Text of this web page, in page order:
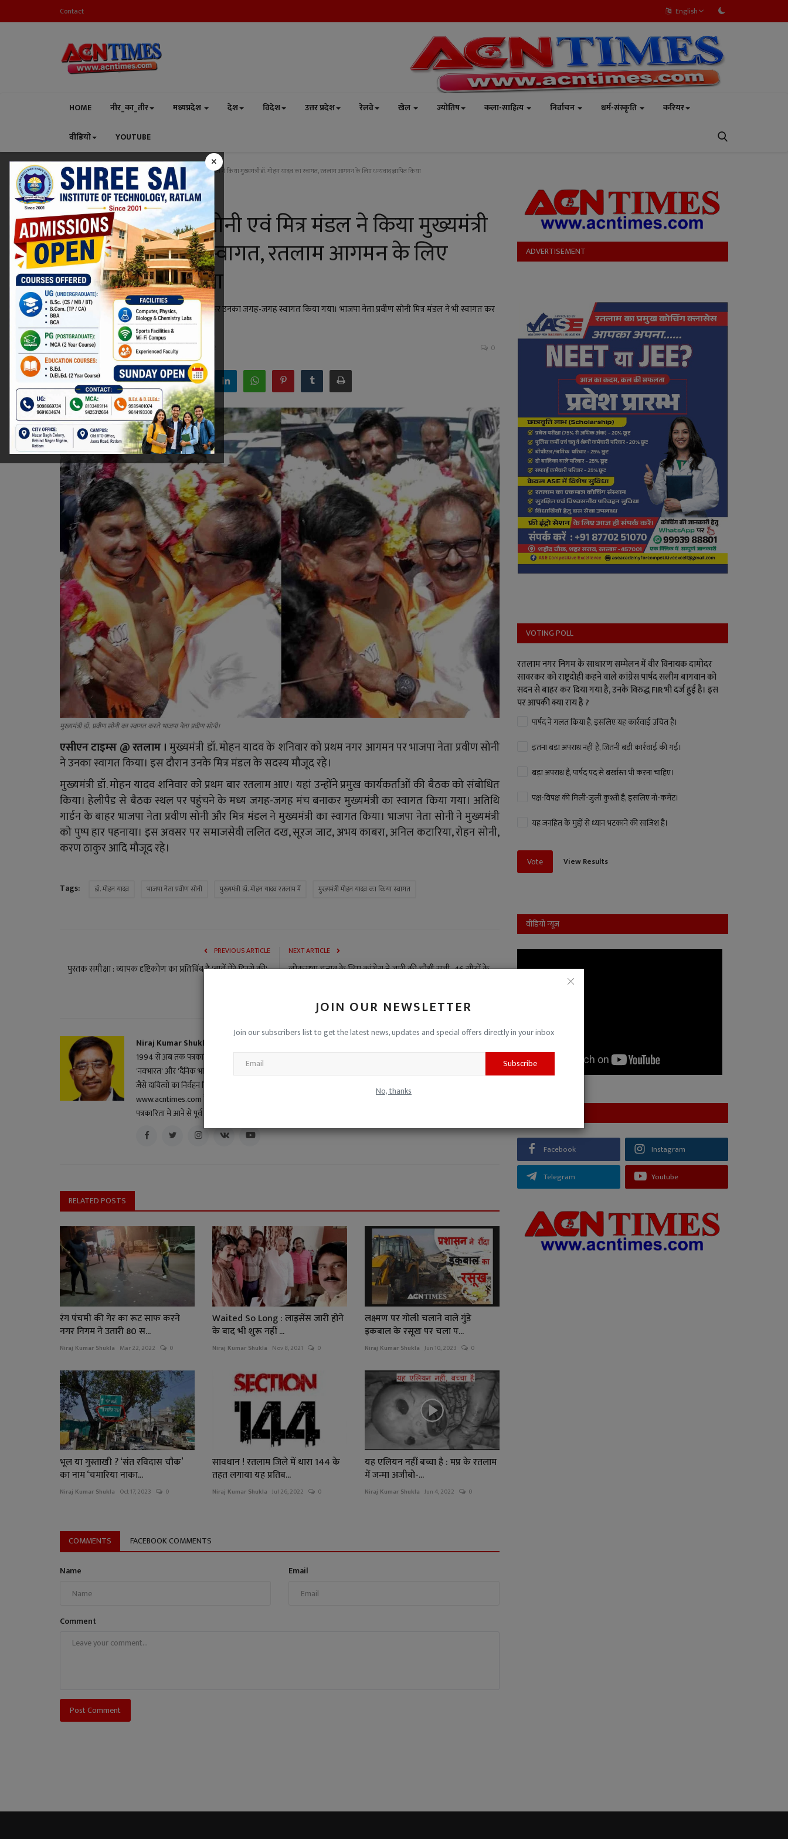
Contact English
HOME नीर_का_तीर मध्यप्रदेश देश विदेश उत्तर प्रदेश रेलवे खेल ज्योतिष कला-साहित्य निर्वाचन धर्म-संस्कृति करियर
वीडियो YOUTUBE
JOIN OUR NEWSLETTER
Join our subscribers list to get the latest news, updates and special offers directly in your inbox
Subscribe
No, thanks
×
Home मध्यप्रदेश रतलाम भाजपा नेता प्रवीण सोनी एवं मित्र मंडल ने किया मुख्यमंत्री डॉ. मोहन यादव का स्वागत, रतलाम आगमन के लिए धन्यवाद ज्ञापित किया
रतलाम
भाजपा नेता प्रवीण सोनी एवं मित्र मंडल ने किया मुख्यमंत्री
डॉ. मोहन यादव का स्वागत, रतलाम आगमन के लिए
धन्यवाद ज्ञापित किया
मुख्यमंत्री डॉ. मोहन यादव के प्रथम रतलाम आगमन पर उनका जगह-जगह स्वागत किया गया। भाजपा नेता प्रवीण सोनी मित्र मंडल ने भी स्वागत कर
रतलाम आगमन के लिए धन्यवाद ज्ञापित किया।
Niraj Kumar Shukla Mar 23, 2024 - 22:42 0
Facebook Twitter
मुख्यमंत्री डॉ. प्रवीण सोनी का स्वागत करते भाजपा नेता प्रवीण सोनी।
एसीएन टाइम्स@ रतलाम ।मुख्यमंत्री डॉ. मोहन यादव के शनिवार को प्रथम नगर आगमन पर भाजपा नेता प्रवीण सोनी
ने उनका स्वागत किया। इस दौरान उनके मित्र मंडल के सदस्य मौजूद रहे।
मुख्यमंत्री डॉ. मोहन यादव शनिवार को प्रथम बार रतलाम आए। यहां उन्होंने प्रमुख कार्यकर्ताओं की बैठक को संबोधित
किया। हेलीपैड से बैठक स्थल पर पहुंचने के मध्य जगह-जगह मंच बनाकर मुख्यमंत्री का स्वागत किया गया। अतिथि
गार्डन के बाहर भाजपा नेता प्रवीण सोनी और मित्र मंडल ने मुख्यमंत्री का स्वागत किया। भाजपा नेता सोनी ने मुख्यमंत्री
को पुष्प हार पहनाया। इस अवसर पर समाजसेवी ललित दख, सूरज जाट, अभय काबरा, अनिल कटारिया, रोहन सोनी,
करण ठाकुर आदि मौजूद रहे।
Tags: डॉ. मोहन यादव भाजपा नेता प्रवीण सोनी मुख्यमंत्री डॉ. मोहन यादव रतलाम में मुख्यमंत्री मोहन यादव का किया स्वागत
PREVIOUS ARTICLE
पुस्तक समीक्षा : व्यापक दृष्टिकोण का प्रतिबिंब है 'बातें मेरे हिस्से की'-
NEXT ARTICLE
लोकसभा चुनाव के लिए कांग्रेस ने जारी की चौथी सूची, 46 सीटों के
Niraj Kumar Shukla
1994 से अब तक पत्रकारिता के क्षेत्र में सक्रिय। इस दौरान सांध्य दैनिक 'रतलाम दर्शन' और हिंदी दैनिक 'साभार दर्शन', 'चेतना',
'नवभारत' और 'दैनिक भास्कर' सहित विभिन्न समाचार-पत्रों और पत्रिकाओं में पूर्णकालिक संवाददाता, उप-संपादक और समाचार संपादक
जैसे दायित्वों का निर्वहन किया। हिंदी ब्लॉगर और स्वतंत्र लेखन के क्षेत्र में निरंतर सक्रिय रहते हुए वर्तमान में समाचार पोर्टल
www.acntimes.com के मुख्य संपादक के दायित्व में। वर्ष 2011 से अब तक मप्र सरकार से राज्य स्तरीय अधिमान्यता प्राप्त पत्रकार।
पत्रकारिता में आने से पूर्व और बाद के कुछ वर्षों तक अध्यापन भी किया।
RELATED POSTS
रंग पंचमी की गेर का रूट साफ करने
नगर निगम ने उतारी 80 स...
Niraj Kumar Shukla Mar 22, 2022 0
Waited So Long : लाइसेंस जारी होने
के बाद भी शुरू नहीं ...
Niraj Kumar Shukla Nov 8, 2021 0
लक्ष्मण पर गोली चलाने वाले गुंडे
इकबाल के रसूख पर चला प...
Niraj Kumar Shukla Jun 10, 2023 0
भूल या गुस्ताखी ? ‘संत रविदास चौक’
का नाम ‘चमारिया नाका...
Niraj Kumar Shukla Oct 17, 2023 0
सावधान ! रतलाम जिले में धारा 144 के
तहत लगाया यह प्रतिब...
Niraj Kumar Shukla Jul 26, 2022 0
यह एलियन नहीं बच्चा है : मप्र के रतलाम
में जन्मा अजीबो-...
Niraj Kumar Shukla Jun 4, 2022 0
COMMENTS FACEBOOK COMMENTS
Name Email
Comment
Post Comment
ADVERTISEMENT
VOTING POLL
रतलाम नगर निगम के साधारण सम्मेलन में वीर विनायक दामोदर
सावरकर को राष्ट्रदोही कहने वाले कांग्रेस पार्षद सलीम बागवान को
सदन से बाहर कर दिया गया है, उनके विरुद्ध FIR भी दर्ज हुई है। इस
पर आपकी क्या राय है ?
पार्षद ने गलत किया है, इसलिए यह कार्रवाई उचित है।
इतना बड़ा अपराध नहीं है, जितनी बड़ी कार्रवाई की गई।
बड़ा अपराध है, पार्षद पद से बर्खास्त भी करना चाहिए।
पक्ष-विपक्ष की मिली-जुली कुश्ती है, इसलिए नो-कमेंट।
यह जनहित के मुद्दों से ध्यान भटकाने की साजिश है।
Vote View Results
वीडियो न्यूज
Facebook Instagram
Telegram Youtube